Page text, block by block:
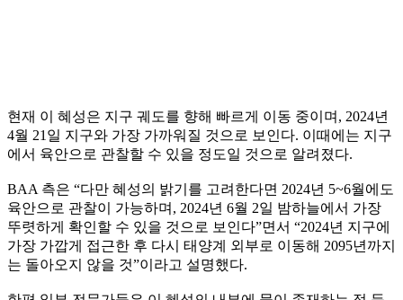
현재 이 혜성은 지구 궤도를 향해 빠르게 이동 중이며, 2024년
4월 21일 지구와 가장 가까워질 것으로 보인다. 이때에는 지구
에서 육안으로 관찰할 수 있을 정도일 것으로 알려졌다.
BAA 측은 “다만 혜성의 밝기를 고려한다면 2024년 5~6월에도
육안으로 관찰이 가능하며, 2024년 6월 2일 밤하늘에서 가장
뚜렷하게 확인할 수 있을 것으로 보인다”면서 “2024년 지구에
가장 가깝게 접근한 후 다시 태양계 외부로 이동해 2095년까지
는 돌아오지 않을 것”이라고 설명했다.